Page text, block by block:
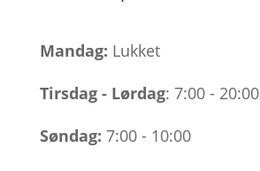
Mandag: Lukket
Tirsdag - Lørdag: 7:00 - 20:00
Søndag: 7:00 - 10:00